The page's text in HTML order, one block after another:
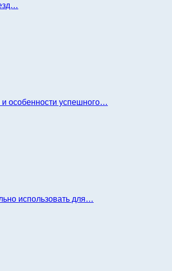
и особенности успешного…
использовать для…